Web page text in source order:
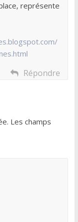
représente
Répondre
Les champs